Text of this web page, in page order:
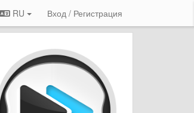
RU Вход / Регистрация